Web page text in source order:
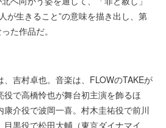
が生きること”の意味を描き出し、第
た作品だ。
吉村卓也。音楽は、FLOWのTAKEが
で高橋怜也が舞台初主演を飾るほ
介役で波岡一喜。村木圭祐役で前川
黒役で松田大輔（東京ダイナマイ